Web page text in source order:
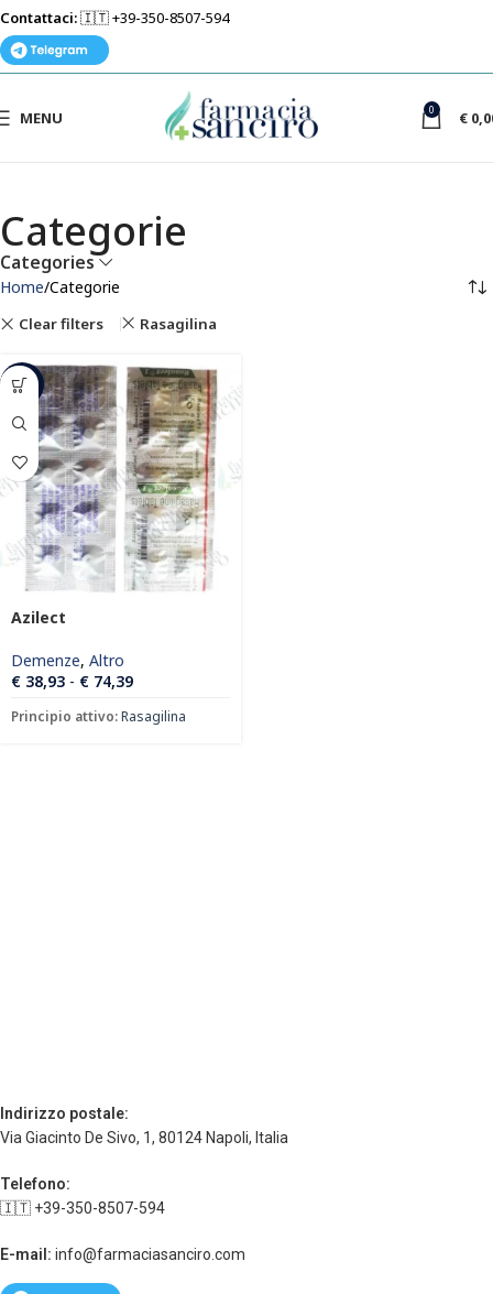
Contattaci:🇮🇹 +39-350-8507-594
MENU 0 €
Categorie
Categories
Home Categorie
Clear filters Rasagilina
-36%
Azilect
Demenze, Altro
€ 38,93 - € 74,39
Principio attivo:Rasagilina
Indirizzo postale:
Via Giacinto De Sivo, 1, 80124 Napoli, Italia
Telefono:
🇮🇹 +39-350-8507-594
E-mail: info@farmaciasanciro.com